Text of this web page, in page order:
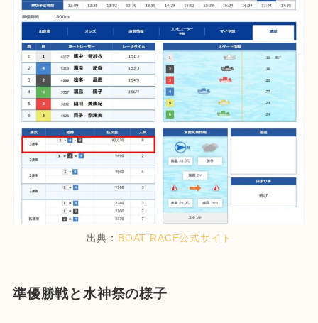
出典： BOAT RACE公式サイト
準優勝戦と水神祭の様子